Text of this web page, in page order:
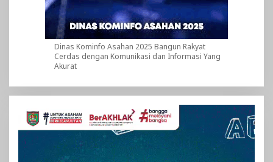
Dinas Kominfo Asahan 2025 Bangun Rakyat
Cerdas dengan Komunikasi dan Informasi Yang
Akurat
Pemutar
Video